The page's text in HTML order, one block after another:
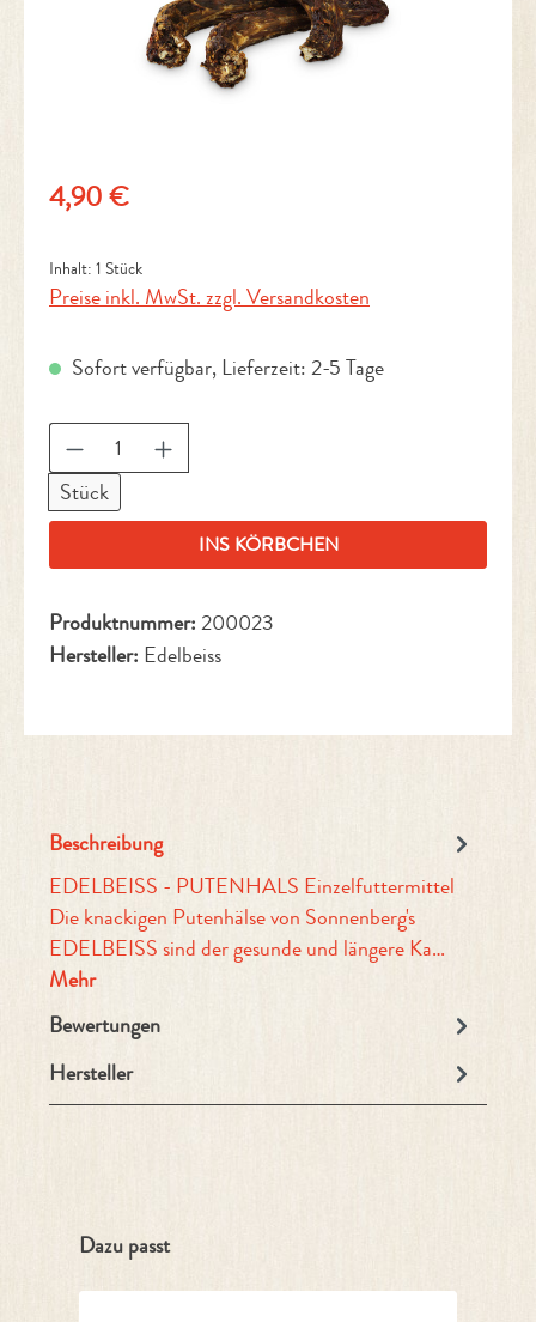
Regulärer Preis:
4,90 €
Inhalt: 1 Stück
Preise inkl. MwSt. zzgl. Versandkosten
Sofort verfügbar, Lieferzeit: 2-5 Tage
Produkt Anzahl: Gib den gewünschten Wert
Stück
INS KÖRBCHEN
Produktnummer:200023
Hersteller: Edelbeiss
Beschreibung
EDELBEISS - PUTENHALS Einzelfuttermittel
Die knackigen Putenhälse von Sonnenberg's
EDELBEISS sind der gesunde und längere Ka…
Mehr
Bewertungen
Hersteller
Produktgalerie überspringen
Dazu passt